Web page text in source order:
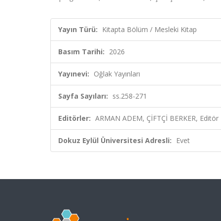
Yayın Türü: Kitapta Bölüm / Mesleki Kitap
Basım Tarihi: 2026
Yayınevi: Oğlak Yayınları
Sayfa Sayıları: ss.258-271
Editörler: ARMAN ADEM, ÇİFTÇİ BERKER, Editör
Dokuz Eylül Üniversitesi Adresli: Evet